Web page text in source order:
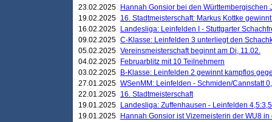
23.02.2025
Hannah Gonsior bei den Württembergischen
19.02.2025 16. Stadtmeisterschaft: Markus Kottke
16.02.2025
Landesliga: Leinfelden I - Stuttgarter
09.02.2025 C-Klasse: Leinfelden 3 unterliegt den
05.02.2025 Vereinsmeisterschaft beginnt am Di, 11.02.
04.02.2025
Februarblitz mit 10 Teilnehmern
03.02.2025
B-Klasse: Leinfelden 2 gewinnt kampflos
27.01.2025 WSenMM: Leinfelden - Schmiden/Cannstatt
22.01.2025 16. Stadtmeisterschaft
19.01.2025
Landesliga: Zuffenhausen - Leinfelden 4,5:3,5
19.01.2025
Hannah Gonsior ist Vizemeisterin der WU8 in